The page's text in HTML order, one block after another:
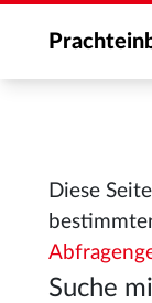
Diese
Suche